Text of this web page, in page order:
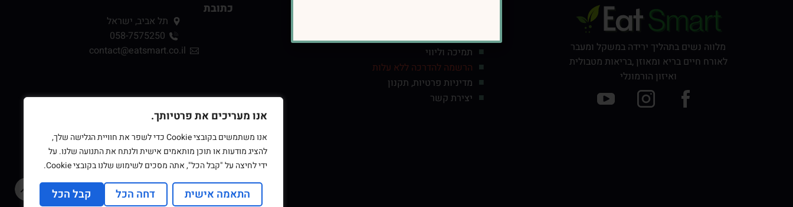
אנו מעריכים את פרטיותך.
אנו משתמשים בקובצי Cookie כדי לשפר את חוויית הגלישה שלך,
להציג מודעות או תוכן מותאמים אישית ולנתח את התנועה שלנו. על
ידי לחיצה על "קבל הכל", אתה מסכים לשימוש שלנו בקובצי Cookie.
התאמה אישית דחה הכל קבל הכל
מלווה נשים בתהליך ירידה במשקל ומעבר
לאורח חיים בריא ומאוזן ,בריאות מטבולית
ואיזון הורמונלי
הגישה
תמיכה וליווי
הרשמה להדרכה ללא עלות
מדיניות פרטיות, תקנון
יצירת קשר
כתובת
תל אביב, ישראל
058-7575250
contact@eatsmart.co.il